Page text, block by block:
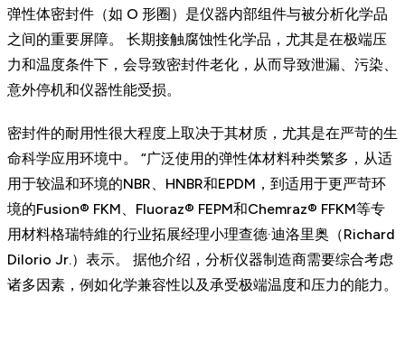
弹性体密封件（如 O 形圈）是仪器内部组件与被分析化学品
之间的重要屏障。 长期接触腐蚀性化学品，尤其是在极端压
力和温度条件下，会导致密封件老化，从而导致泄漏、污染、
意外停机和仪器性能受损。
密封件的耐用性很大程度上取决于其材质，尤其是在严苛的生
命科学应用环境中。 “广泛使用的弹性体材料种类繁多，从适
用于较温和环境的NBR、HNBR和EPDM，到适用于更严苛环
境的Fusion® FKM、Fluoraz® FEPM和Chemraz® FFKM等专
用材料格瑞特維的行业拓展经理小理查德·迪洛里奥（Richard
Dilorio Jr.）表示。 据他介绍，分析仪器制造商需要综合考虑
诸多因素，例如化学兼容性以及承受极端温度和压力的能力。